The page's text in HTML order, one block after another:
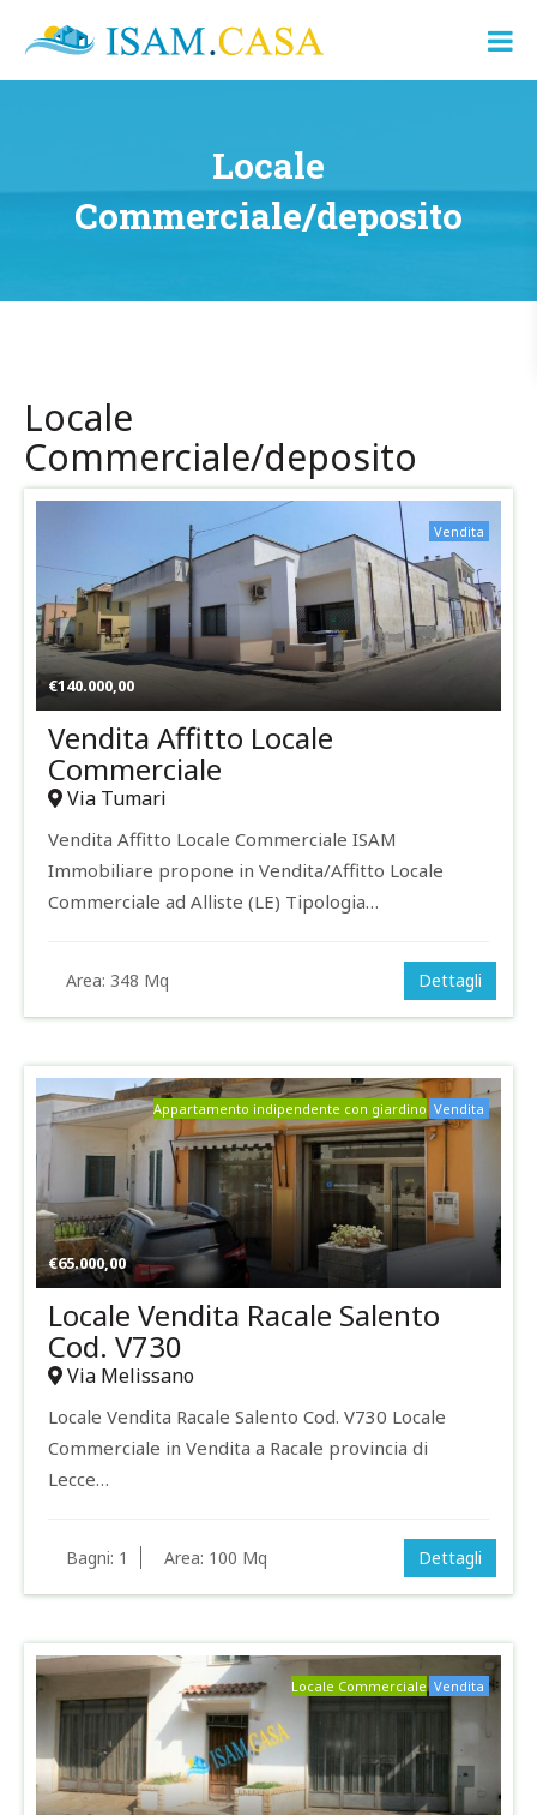
ISAM.CASA
Dove
Cerco
Locale
Commerciale/deposito
Locale
Commerciale/deposito
€140.000,00
Vendita
Vendita Affitto Locale
Commerciale
Via Tumari
Vendita Affitto Locale Commerciale ISAM
Immobiliare propone in Vendita/Affitto Locale
Commerciale ad Alliste (LE) Tipologia…
Area: 348 Mq Dettagli
€65.000,00
Vendita
Appartamento indipendente con giardino
Locale Vendita Racale Salento
Cod. V730
Via Melissano
Locale Vendita Racale Salento Cod. V730 Locale
Commerciale in Vendita a Racale provincia di
Lecce…
Bagni: 1 Area: 100 Mq Dettagli
Vendita
Locale Commerciale